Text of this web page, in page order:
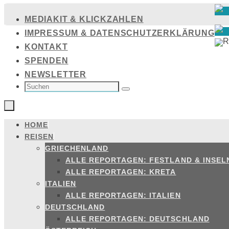
Inhalt
springen
MEDIAKIT & KLICKZAHLEN
IMPRESSUM & DATENSCHUTZERKLÄRUNG
KONTAKT
SPENDEN
NEWSLETTER
SUCHEN
NACH: Suchen
Zum
Inhalt
springen
HOME
REISEN
GRIECHENLAND
ALLE REPORTAGEN: FESTLAND &
ALLE REPORTAGEN: KRETA
ITALIEN
ALLE REPORTAGEN: ITALIEN
DEUTSCHLAND
ALLE REPORTAGEN: DEUTSCHLAND